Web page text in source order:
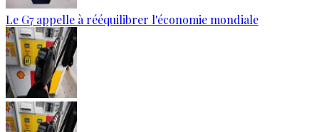
Le G7 appelle à rééquilibrer l'économie mondiale